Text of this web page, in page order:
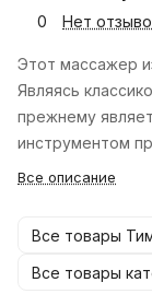
0 Нет
Этот массажер
Являясь
прежнему
инструментом
деревянный
Все описание
Все товары
Все товары